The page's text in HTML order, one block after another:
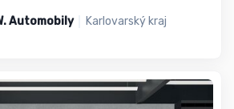
Automobily Karlovarský kraj